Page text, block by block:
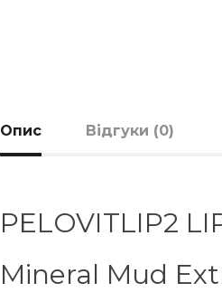
Опис Відгуки (0)
PELOVITLIP2
Mineral Mud